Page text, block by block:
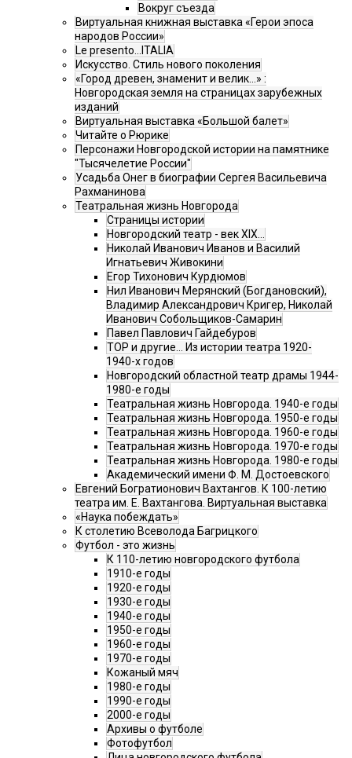
Вокруг съезда
Виртуальная книжная выставка «Герои эпоса
народов России»
Le presento...ITALIA
Искусство. Стиль нового поколения
«Город древен, знаменит и велик…» :
Новгородская земля на страницах зарубежных
изданий
Виртуальная выставка «Большой балет»
Читайте о Рюрике
Персонажи Новгородской истории на памятнике
"Тысячелетие России"
Усадьба Онег в биографии Сергея Васильевича
Рахманинова
Театральная жизнь Новгорода
Страницы истории
Новгородский театр - век XIX…
Николай Иванович Иванов и Василий
Игнатьевич Живокини
Егор Тихонович Курдюмов
Нил Иванович Мерянский (Богдановский),
Владимир Александрович Кригер, Николай
Иванович Собольщиков-Самарин
Павел Павлович Гайдебуров
ТОР и другие… Из истории театра 1920-
1940-х годов
Новгородский областной театр драмы 1944-
1980-е годы
Театральная жизнь Новгорода. 1940-е годы
Театральная жизнь Новгорода. 1950-е годы
Театральная жизнь Новгорода. 1960-е годы
Театральная жизнь Новгорода. 1970-е годы
Театральная жизнь Новгорода. 1980-е годы
Академический имени Ф. М. Достоевского
Евгений Богратионович Вахтангов. К 100-летию
театра им. Е. Вахтангова. Виртуальная выставка
«Наука побеждать»
К столетию Всеволода Багрицкого
Футбол - это жизнь
К 110-летию новгородского футбола
1910-е годы
1920-е годы
1930-е годы
1940-е годы
1950-е годы
1960-е годы
1970-е годы
Кожаный мяч
1980-е годы
1990-е годы
2000-е годы
Архивы о футболе
Фотофутбол